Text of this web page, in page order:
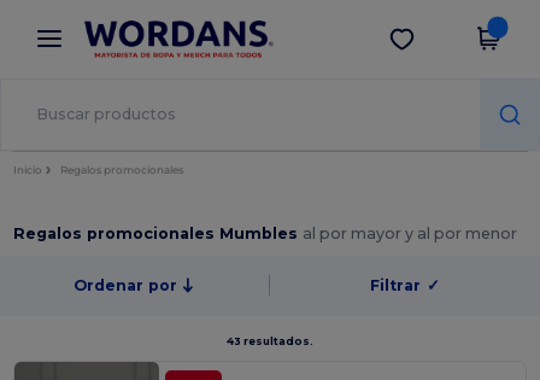
× App de Wordans
¡Mejores precios en app!
Descargar app
Inicio Regalos promocionales
Regalos promocionales Mumbles al por mayor y al por menor
Ordenar por Filtrar ✓
43 resultados.